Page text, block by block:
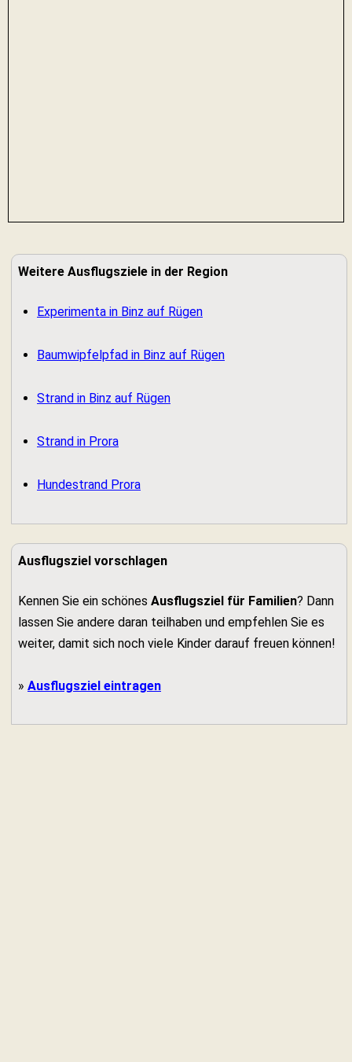
Weitere Ausflugsziele in der Region
Experimenta in Binz auf Rügen
Baumwipfelpfad in Binz auf Rügen
Strand in Binz auf Rügen
Strand in Prora
Hundestrand Prora
Ausflugsziel vorschlagen
Kennen Sie ein schönes Ausflugsziel für Familien? Dann
lassen Sie andere daran teilhaben und empfehlen Sie es
weiter, damit sich noch viele Kinder darauf freuen können!
» Ausflugsziel eintragen